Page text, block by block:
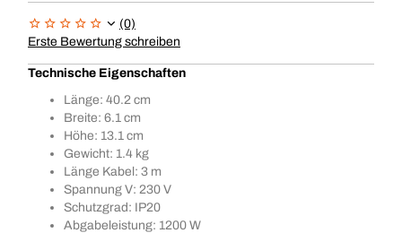
(0)
Erste Bewertung schreiben
Technische Eigenschaften
Länge: 40.2 cm
Breite: 6.1 cm
Höhe: 13.1 cm
Gewicht: 1.4 kg
Länge Kabel: 3 m
Spannung V: 230 V
Schutzgrad: IP20
Abgabeleistung: 1200 W